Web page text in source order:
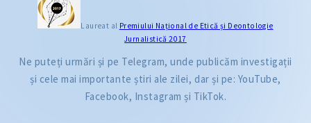
Laureat al Premiului Naţional de Etică și Deontologie
Jurnalistică 2017
Ne puteți urmări și pe Telegram, unde publicăm investigații
și cele mai importante știri ale zilei, dar și pe: YouTube,
Facebook, Instagram și TikTok.